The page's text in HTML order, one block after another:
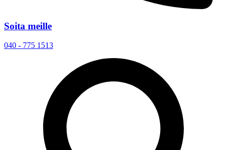
Soita meille
040 - 775 1513